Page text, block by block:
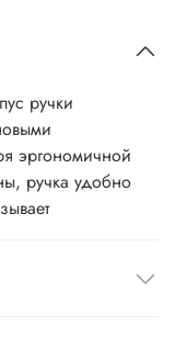
ручки
эргономичной
ручка удобно